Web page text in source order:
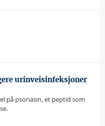
urinveisinfeksjoner
på psoriasin, et peptid som